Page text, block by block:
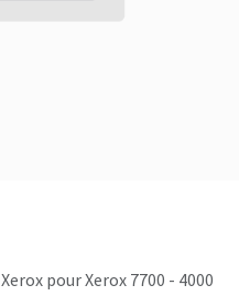
pour Xerox 7700 - 4000